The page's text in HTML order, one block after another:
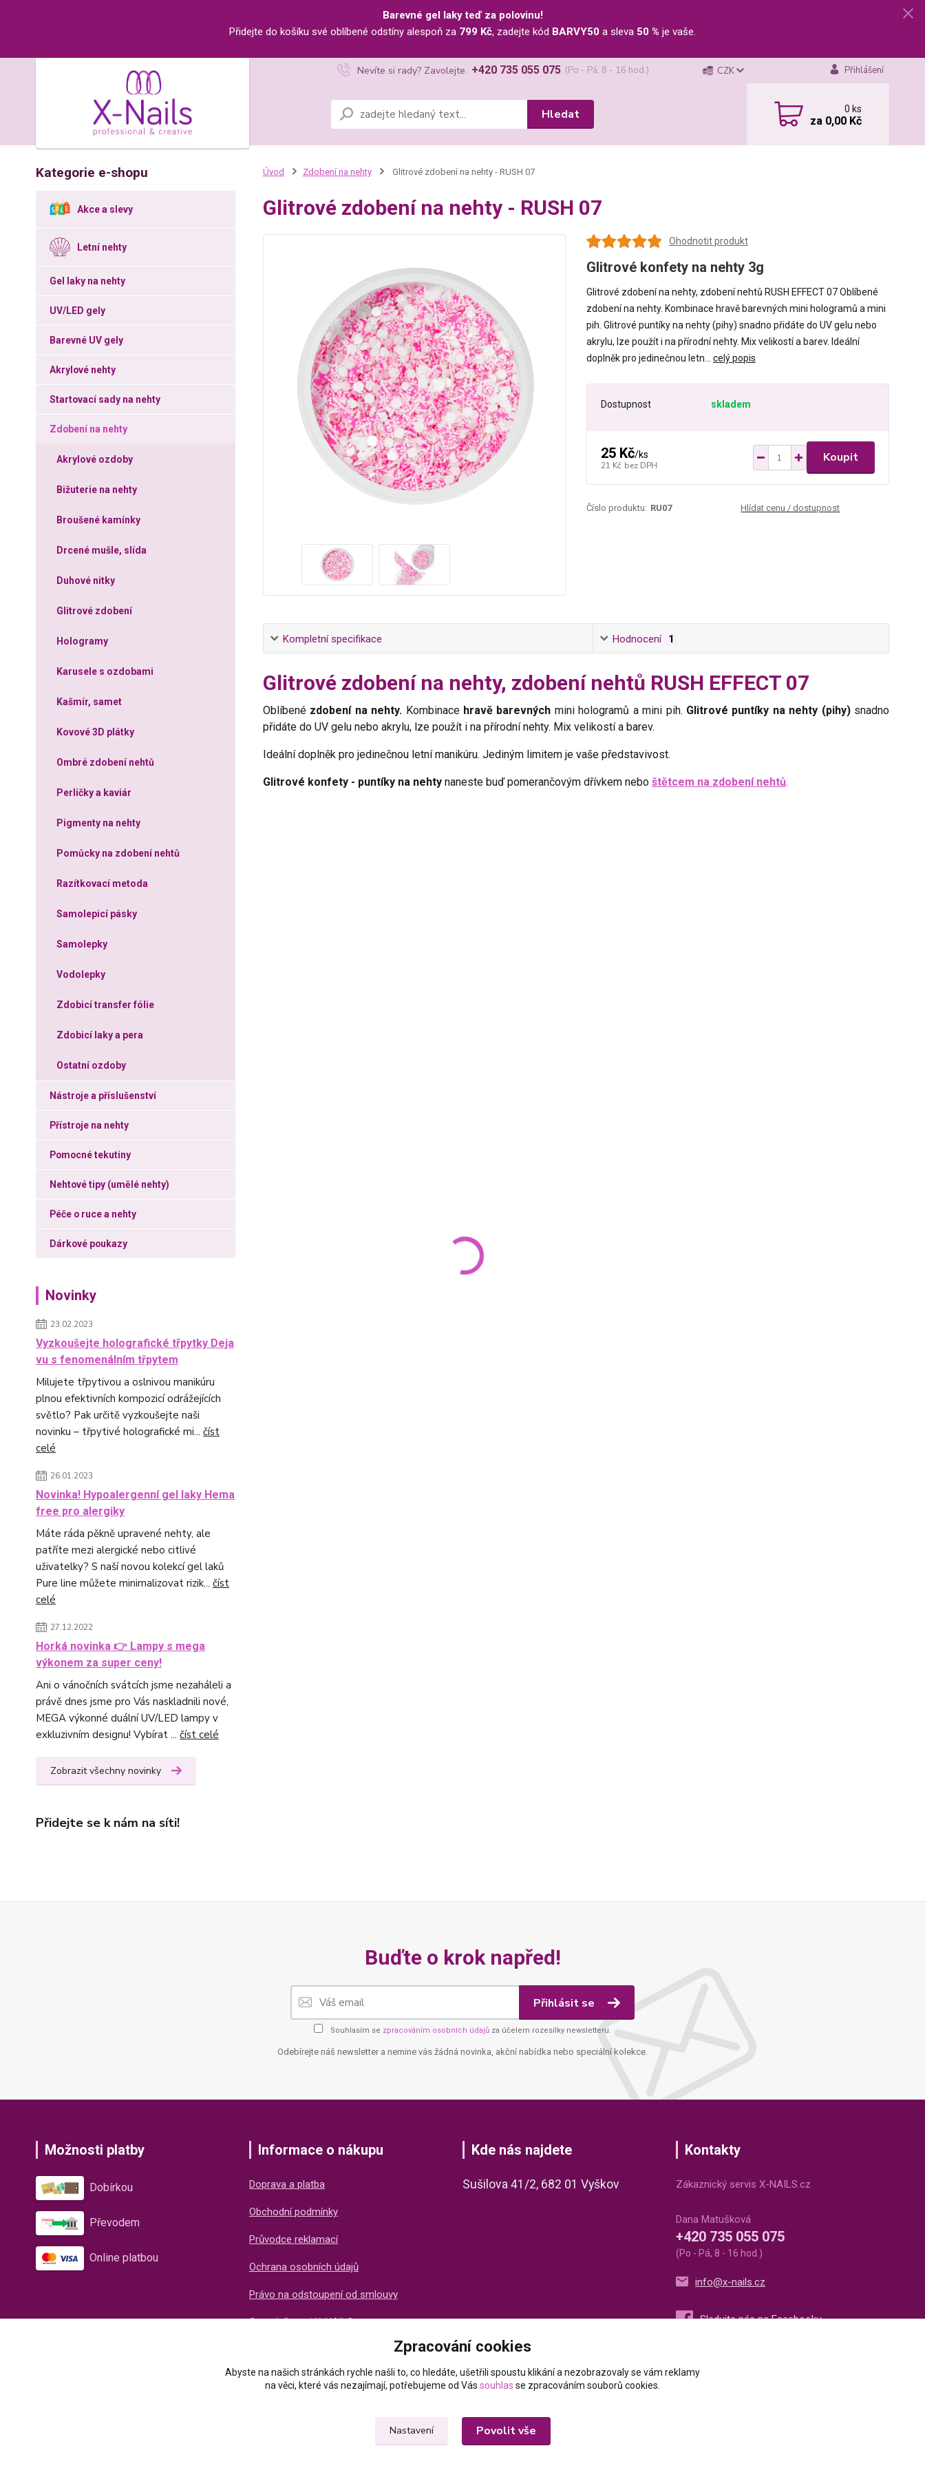
Barevné gel laky teď za polovinu!
Přidejte do košíku své oblíbené odstíny alespoň za 799 Kč, zadejte kód BARVY50 a sleva 50 % je vaše.
CZK Přihlášení
Hledat
Nevíte si rady? Zavolejte. +420 735 055 075 (Po - Pá, 8 - 16 hod.)
0ks
za 0,00 Kč
Kategorie e-shopu
Akce a slevy
Letní nehty
Gel laky na nehty
UV/LED gely
Barevné UV gely
Akrylové nehty
Startovací sady na nehty
Zdobení na nehty
Akrylové ozdoby
Bižuterie na nehty
Broušené kamínky
Drcené mušle, slída
Duhové nitky
Glitrové zdobení
Hologramy
Karusele s ozdobami
Kašmír, samet
Kovové 3D plátky
Ombré zdobení nehtů
Perličky a kaviár
Pigmenty na nehty
Pomůcky na zdobení nehtů
Razítkovací metoda
Samolepicí pásky
Samolepky
Vodolepky
Zdobicí transfer fólie
Zdobicí laky a pera
Ostatní ozdoby
Nástroje a příslušenství
Přístroje na nehty
Pomocné tekutiny
Nehtové tipy (umělé nehty)
Péče o ruce a nehty
Dárkové poukazy
Novinky
23.02.2023
Vyzkoušejte holografické třpytky Deja
vu s fenomenálním třpytem
Milujete třpytivou a oslnivou manikúru
plnou efektivních kompozicí odrážejících
světlo? Pak určitě vyzkoušejte naši
novinku – třpytivé holografické mi... číst
celé
26.01.2023
Novinka! Hypoalergenní gel laky Hema
free pro alergiky
Máte ráda pěkně upravené nehty, ale
patříte mezi alergické nebo citlivé
uživatelky? S naší novou kolekcí gel laků
Pure line můžete minimalizovat rizik... číst
celé
27.12.2022
Horká novinka 👉 Lampy s mega
výkonem za super ceny!
Ani o vánočních svátcích jsme nezaháleli a
právě dnes jsme pro Vás naskladnili nové,
MEGA výkonné duální UV/LED lampy v
exkluzivním designu! Vybírat ... číst celé
Zobrazit všechny novinky
Přidejte se k nám na síti!
Úvod Zdobení na nehty Glitrové zdobení na nehty - RUSH 07
Glitrové zdobení na nehty - RUSH 07
Ohodnotit produkt
Glitrové konfety na nehty 3g
Glitrové zdobení na nehty, zdobení nehtů RUSH EFFECT 07 Oblíbené
zdobení na nehty. Kombinace hravě barevných mini hologramů a mini
pih. Glitrové puntíky na nehty (pihy) snadno přidáte do UV gelu nebo
akrylu, lze použít i na přírodní nehty. Mix velikostí a barev. Ideální
doplněk pro jedinečnou letn... celý popis
Dostupnost skladem
25 Kč/ks
21 Kč bez DPH
Koupit
Číslo produktu: RU07 Hlídat cenu / dostupnost
Kompletní specifikace Hodnocení 1
Glitrové zdobení na nehty, zdobení nehtů RUSH EFFECT 07
Oblíbené zdobení na nehty. Kombinacehravě barevných mini hologramů a mini pih. Glitrové puntíky na nehty (pihy)snadno
přidáte do UV gelu nebo akrylu, lze použít i na přírodní nehty. Mix velikostí a barev.
Ideální doplněk pro jedinečnou letní manikúru. Jediným limitem je vaše představivost.
Glitrové konfety - puntíky na nehtynaneste buď pomerančovým dřívkem nebo štětcem na zdobení nehtů.
Buďte o krok napřed!
Přihlásit se
Souhlasím se zpracováním osobních údajů za účelem rozesílky newsletteru.
Odebírejte náš newsletter a nemine vás žádná novinka, akční nabídka nebo speciální kolekce.
Možnosti platby
Dobírkou
Převodem
Online platbou
Informace o nákupu
Doprava a platba
Obchodní podmínky
Průvodce reklamací
Ochrana osobních údajů
Právo na odstoupení od smlouvy
O společnosti X-NAILS
Kde nás najdete
Sušilova 41/2, 682 01 Vyškov
Kontakty
Zákaznický servis X-NAILS.cz
Dana Matušková
+420 735 055 075
(Po - Pá, 8 - 16 hod.)
info@x-nails.cz
Zpracování cookies
Abyste na našich stránkách rychle našli to, co hledáte, ušetřili spoustu klikání a nezobrazovaly se vám reklamy
na věci, které vás nezajímají, potřebujeme od Vás souhlas se zpracováním souborů cookies.
Nastavení Povolit vše